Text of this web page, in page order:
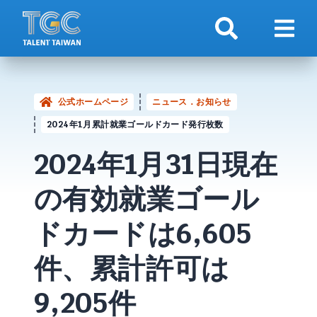
検索 ナビ
公式ホームページ
ニュース．お知らせ
2024年1月累計就業ゴールドカード発行枚数
2024年1月31日現在
の有効就業ゴール
ドカードは6,605
件、累計許可は
9,205件